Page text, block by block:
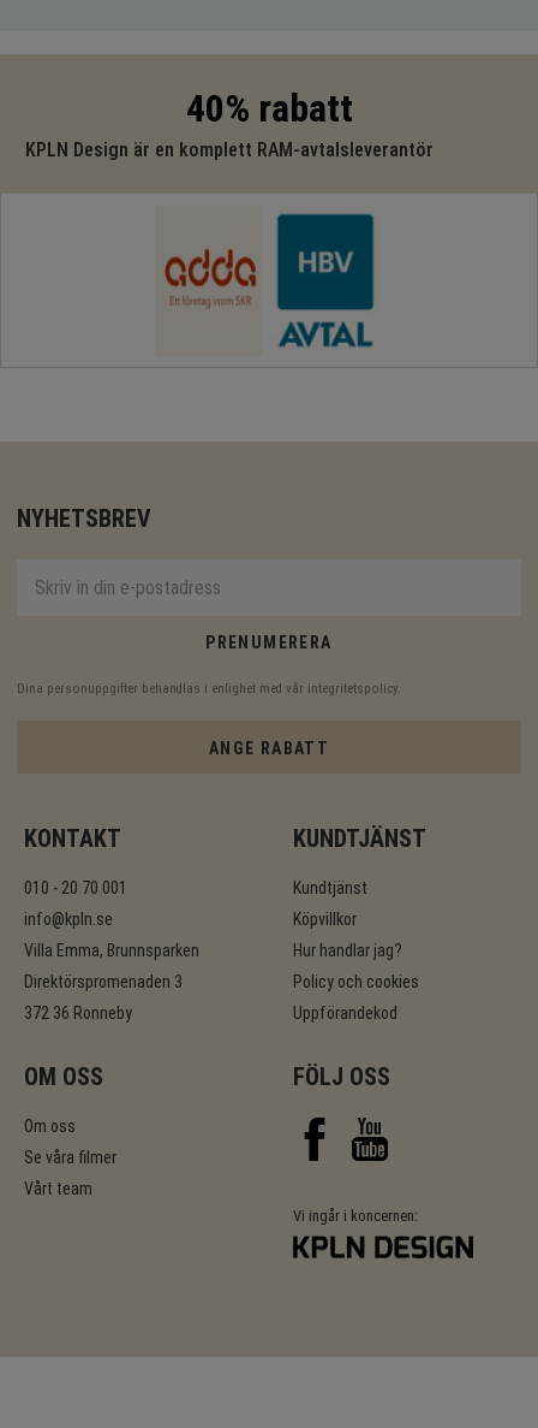
40% rabatt
KPLN Design är en komplett RAM-avtalsleverantör
NYHETSBREV
PRENUMERERA
Dina personuppgifter behandlas i enlighet med vår integritetspolicy
ANGE RABATT
KONTAKT
010 - 20 70 001
info@kpln.se
Villa Emma, Brunnsparken
Direktörspromenaden 3
372 36 Ronneby
KUNDTJÄNST
Kundtjänst
Köpvillkor
Hur handlar jag?
Policy och cookies
Uppförandekod
OM OSS
Om oss
Se våra filmer
Vårt team
FÖLJ OSS
Vi ingår i koncernen: